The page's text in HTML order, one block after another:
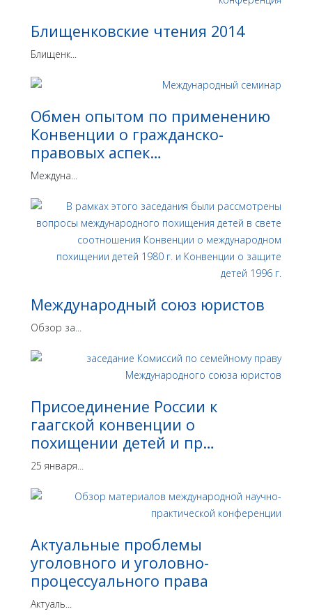
Блищенковские чтения 2014
Блищенк...
Обмен опытом по применению
Конвенции о гражданско-
правовых аспек…
Междуна...
Международный союз юристов
Обзор за...
Присоединение России к
гаагской конвенции о
похищении детей и пр…
25 января...
Актуальные проблемы
уголовного и уголовно-
процессуального права
Актуаль...